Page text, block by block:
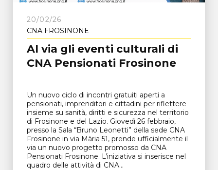
20/02/26
CNA FROSINONE
Al via gli eventi culturali di
CNA Pensionati Frosinone
Un nuovo ciclo di incontri gratuiti aperti a
pensionati, imprenditori e cittadini per riflettere
insieme su sanità, diritti e sicurezza nel territorio
di Frosinone e del Lazio. Giovedì 26 febbraio,
presso la Sala “Bruno Leonetti” della sede CNA
Frosinone in via Mària 51, prende ufficialmente il
via un nuovo progetto promosso da CNA
Pensionati Frosinone. L’iniziativa si inserisce nel
quadro delle attività di CNA...